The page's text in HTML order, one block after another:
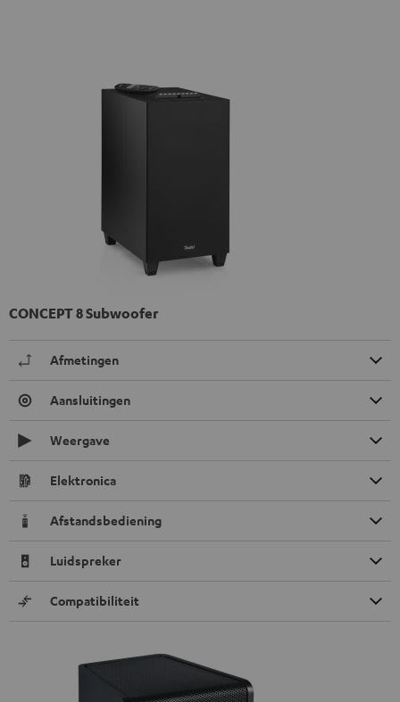
CONCEPT 8 Subwoofer
Afmetingen
Aansluitingen
Weergave
Elektronica
Afstandsbediening
Luidspreker
Compatibiliteit